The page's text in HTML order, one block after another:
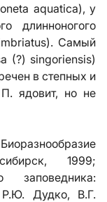
aquatica), у
длинноногого
Самый
(?) singoriensis)
в степных и
П. ядовит, но не
1999;
заповедника:
Р.Ю. Дудко, В.Г.